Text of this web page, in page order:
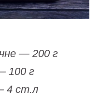
— 200 г
100 г
4 ст.л